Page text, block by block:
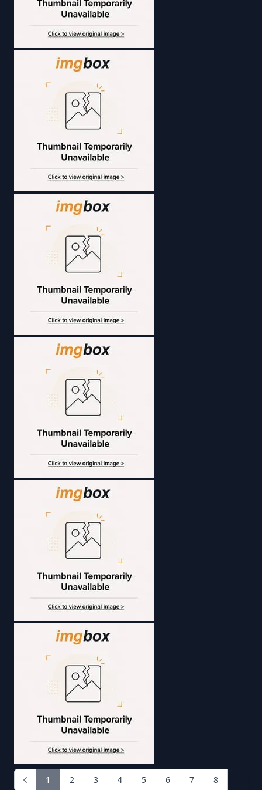
1 2 3 4 5 6 7 8